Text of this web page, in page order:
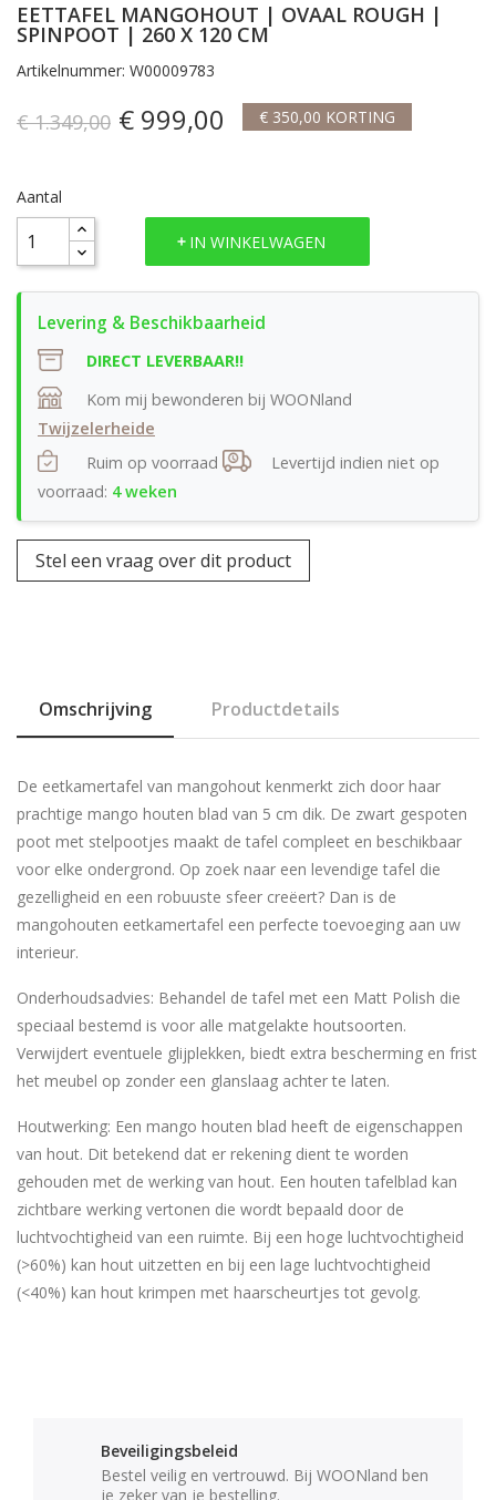
EETTAFEL MANGOHOUT | OVAAL ROUGH |
SPINPOOT | 260 X 120 CM
Artikelnummer: W00009783
€ 1.349,00 € 999,00 € 350,00 KORTING
Aantal
IN WINKELWAGEN
DIRECT LEVERBAAR!!
Kom mij bewonderen bij WOONland
Twijzelerheide
Ruim op voorraad
Levertijd indien niet op
voorraad: 4 weken
Stel een vraag over dit product
Omschrijving Productdetails
De eetkamertafel van mangohout kenmerkt zich door haar
prachtige mango houten blad van 5 cm dik. De zwart gespoten
poot met stelpootjes maakt de tafel compleet en beschikbaar
voor elke ondergrond. Op zoek naar een levendige tafel die
gezelligheid en een robuuste sfeer creëert? Dan is de
mangohouten eetkamertafel een perfecte toevoeging aan uw
interieur.
Onderhoudsadvies: Behandel de tafel met een Matt Polish die
speciaal bestemd is voor alle matgelakte houtsoorten.
Verwijdert eventuele glijplekken, biedt extra bescherming en frist
het meubel op zonder een glanslaag achter te laten.
Houtwerking: Een mango houten blad heeft de eigenschappen
van hout. Dit betekend dat er rekening dient te worden
gehouden met de werking van hout. Een houten tafelblad kan
zichtbare werking vertonen die wordt bepaald door de
luchtvochtigheid van een ruimte. Bij een hoge luchtvochtigheid
(>60%) kan hout uitzetten en bij een lage luchtvochtigheid
(<40%) kan hout krimpen met haarscheurtjes tot gevolg.
Beveiligingsbeleid
Bestel veilig en vertrouwd. Bij WOONland ben
je zeker van je bestelling.